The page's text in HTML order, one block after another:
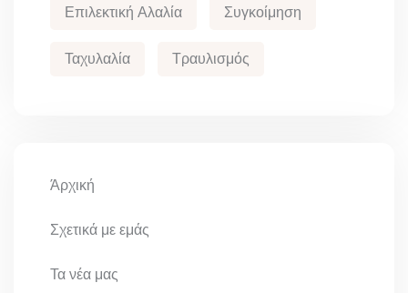
Επιλεκτική Αλαλία Συγκοίμηση
Ταχυλαλία Τραυλισμός
Άρχική
Σχετικά με εμάς
Τα νέα μας